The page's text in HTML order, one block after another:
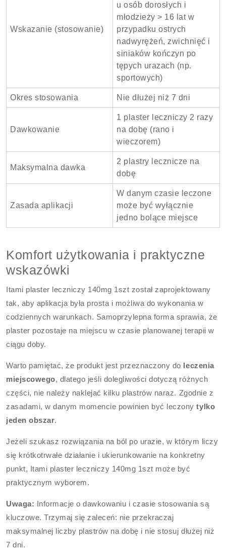
Wskazanie (stosowanie)
u osób dorosłych i
młodzieży > 16 lat w
przypadku ostrych
nadwyrężeń, zwichnięć i
siniaków kończyn po
tępych urazach (np.
sportowych)
Okres stosowania Nie dłużej niż 7 dni
Dawkowanie
1 plaster leczniczy 2 razy
na dobę (rano i
wieczorem)
Maksymalna dawka
2 plastry lecznicze na
dobę
Zasada aplikacji
W danym czasie leczone
może być wyłącznie
jedno bolące miejsce
Komfort użytkowania i praktyczne
wskazówki
Itami plaster leczniczy 140mg 1szt został zaprojektowany
tak, aby aplikacja była prosta i możliwa do wykonania w
codziennych warunkach. Samoprzylepna forma sprawia, że
plaster pozostaje na miejscu w czasie planowanej terapii w
ciągu doby.
Warto pamiętać, że produkt jest przeznaczony do leczenia
miejscowego, dlatego jeśli dolegliwości dotyczą różnych
części, nie należy naklejać kilku plastrów naraz. Zgodnie z
zasadami, w danym momencie powinien być leczonytylko
jeden obszar.
Jeżeli szukasz rozwiązania na ból po urazie, w którym liczy
się krótkotrwałe działanie i ukierunkowanie na konkretny
punkt, Itami plaster leczniczy 140mg 1szt może być
praktycznym wyborem.
Uwaga: Informacje o dawkowaniu i czasie stosowania są
kluczowe. Trzymaj się zaleceń: nie przekraczaj
maksymalnej liczby plastrów na dobę i nie stosuj dłużej niż
7 dni.